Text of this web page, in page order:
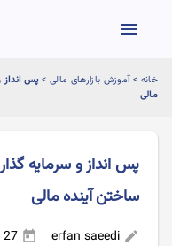
menu
خانه >آموزش بازارهای مالی >پس
مالی
پس انداز و سرمایه
ساختن آینده مالی
edit
today